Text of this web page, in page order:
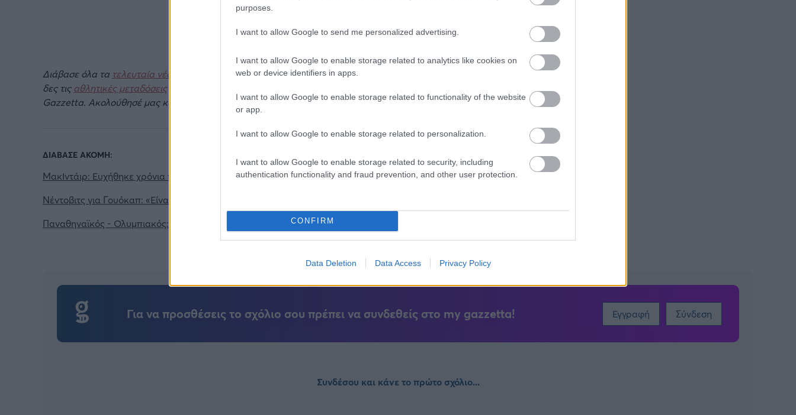
purposes.
I want to allow Google to send me personalized advertising.
I want to allow Google to enable storage related to analytics like cookies on
web or device identifiers in apps.
I want to allow Google to enable storage related to functionality of the website
or app.
I want to allow Google to enable storage related to personalization.
I want to allow Google to enable storage related to security, including
authentication functionality and fraud prevention, and other user protection.
CONFIRM
Data Deletion Data Access Privacy Policy
Διάβασε όλα τα τελευταία νέα της αθλητικής επικαιρότητας. Μάθε για όλους τους
δες τιςαθλητικές μεταδόσειςτης ημέρας και της εβδομάδας μέσα από το υπερπλήρες Πρόγραμμα TV του
Gazzetta. Ακολούθησέ μας και στο
Google News.
ΔΙΑΒΑΣΕ ΑΚΟΜΗ:
ΜακΙντάιρ: Ευχήθηκε χρόνια πολλά στον Βεζένκοβ
Νέντοβιτς για Γουόκαπ: «Είναι από τους πιο... βρώμικους παίκτες της EuroLeague, αλλά τόσο καλό παιδί!»
Παναθηναϊκός - Ολυμπιακός: Κυριαρχία των «αιωνίων» στα πρώτα power rankings
Για να προσθέσεις το σχόλιο σου πρέπει να συνδεθείς στο my gazzetta! Εγγραφή Σύνδεση
Συνδέσου και κάνε το πρώτο σχόλιο...